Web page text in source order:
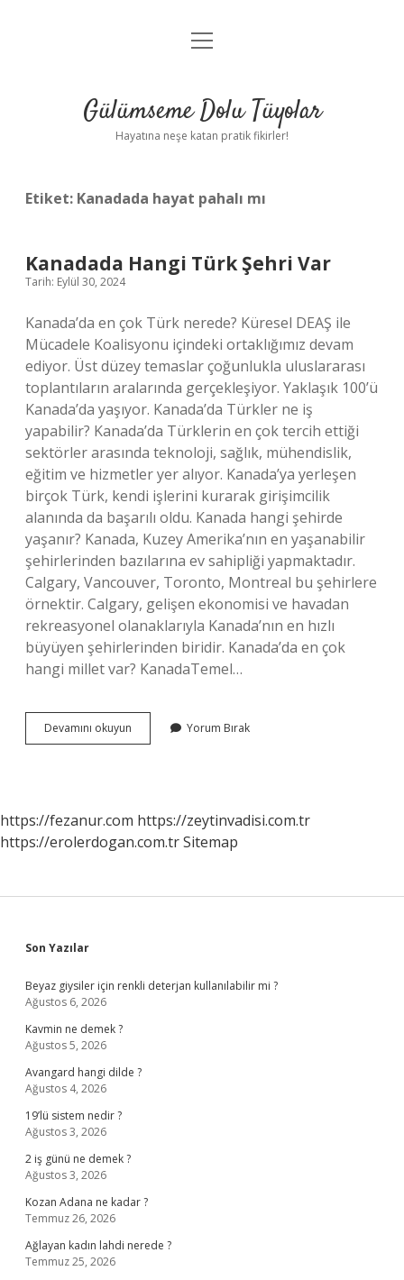
Anasayfa
Yasal Uyarı
menüyü
Gülümseme Dolu Tüyolar
Hayatına neşe katan pratik fikirler!
Etiket: Kanadada hayat pahalı mı
Kanadada Hangi Türk Şehri Var
Tarih: Eylül 30, 2024
Kanada’da en çok Türk nerede? Küresel DEAŞ ile
Mücadele Koalisyonu içindeki ortaklığımız devam
ediyor. Üst düzey temaslar çoğunlukla uluslararası
toplantıların aralarında gerçekleşiyor. Yaklaşık 100’ü
Kanada’da yaşıyor. Kanada’da Türkler ne iş
yapabilir? Kanada’da Türklerin en çok tercih ettiği
sektörler arasında teknoloji, sağlık, mühendislik,
eğitim ve hizmetler yer alıyor. Kanada’ya yerleşen
birçok Türk, kendi işlerini kurarak girişimcilik
alanında da başarılı oldu. Kanada hangi şehirde
yaşanır? Kanada, Kuzey Amerika’nın en yaşanabilir
şehirlerinden bazılarına ev sahipliği yapmaktadır.
Calgary, Vancouver, Toronto, Montreal bu şehirlere
örnektir. Calgary, gelişen ekonomisi ve havadan
rekreasyonel olanaklarıyla Kanada’nın en hızlı
büyüyen şehirlerinden biridir. Kanada’da en çok
hangi millet var? KanadaTemel…
Devamını okuyun Kanadada
Hangi
Yorum Bırak
https://fezanur.com https://zeytinvadisi.com.tr
https://erolerdogan.com.trSitemap
Sidebar
Son Yazılar
Beyaz giysiler için renkli deterjan kullanılabilir mi ?
Ağustos 6, 2026
Kavmin ne demek ?
Ağustos 5, 2026
Avangard hangi dilde ?
Ağustos 4, 2026
19’lü sistem nedir ?
Ağustos 3, 2026
2 iş günü ne demek ?
Ağustos 3, 2026
Kozan Adana ne kadar ?
Temmuz 26, 2026
Ağlayan kadın lahdi nerede ?
Temmuz 25, 2026